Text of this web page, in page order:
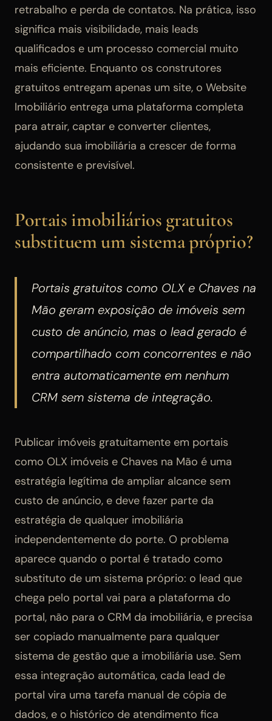
retrabalho e perda de contatos. Na prática, isso
significa mais visibilidade, mais leads
qualificados e um processo comercial muito
mais eficiente. Enquanto os construtores
gratuitos entregam apenas um site, o Website
Imobiliário entrega uma plataforma completa
para atrair, captar e converter clientes,
ajudando sua imobiliária a crescer de forma
consistente e previsível.
Portais imobiliários gratuitos
substituem um sistema próprio?
Portais gratuitos como OLX e Chaves na
Mão geram exposição de imóveis sem
custo de anúncio, mas o lead gerado é
compartilhado com concorrentes e não
entra automaticamente em nenhum
CRM sem sistema de integração.
Publicar imóveis gratuitamente em portais
como OLX imóveis e Chaves na Mão é uma
estratégia legítima de ampliar alcance sem
custo de anúncio, e deve fazer parte da
estratégia de qualquer imobiliária
independentemente do porte. O problema
aparece quando o portal é tratado como
substituto de um sistema próprio: o lead que
chega pelo portal vai para a plataforma do
portal, não para o CRM da imobiliária, e precisa
ser copiado manualmente para qualquer
sistema de gestão que a imobiliária use. Sem
essa integração automática, cada lead de
portal vira uma tarefa manual de cópia de
dados, e o histórico de atendimento fica